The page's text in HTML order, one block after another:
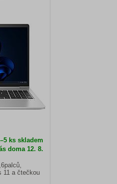
ks skladem
doma12. 8.
11 a čtečkou